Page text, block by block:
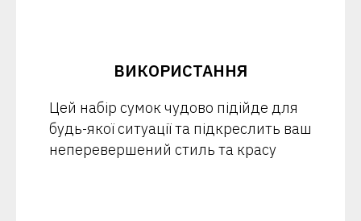
ВИКОРИСТАННЯ
Цей набір сумок чудово підійде для
будь-якої ситуації та підкреслить ваш
неперевершений стиль та красу